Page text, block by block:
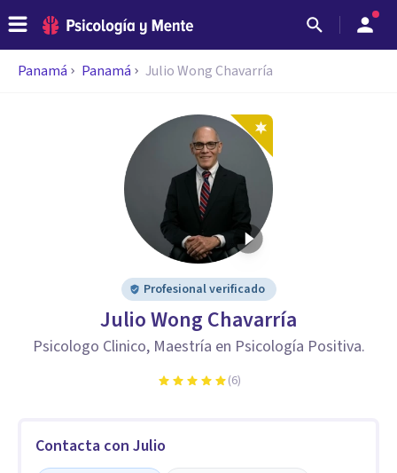
Panamá Panamá Julio Wong Chavarría
Profesional verificado
Julio Wong Chavarría
Psicologo Clinico, Maestría en Psicología Positiva.
(6)
Contacta con Julio